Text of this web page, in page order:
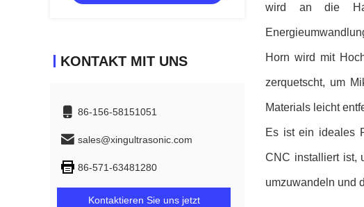
KONTAKT MIT UNS
86-156-58151051
sales@xingultrasonic.com
86-571-63481280
Kontaktieren Sie uns jetzt
wird an die
Horn wird mit
zerquetscht, um
Materials leicht
Es ist ein ideales
CNC installiert ist,
umzuwandeln und